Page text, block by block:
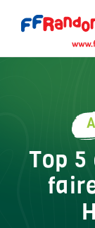
Top